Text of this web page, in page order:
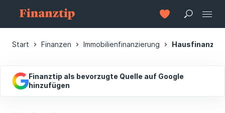
Start Finanzen Immobilienfinanzierung
Finanztip als bevorzugte Quelle auf Google
hinzufügen